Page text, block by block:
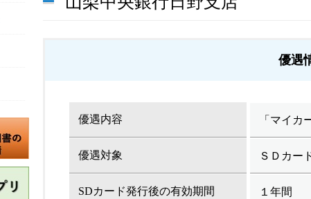
優遇
優遇内容 「マイカ
優遇対象 ＳＤカー
SDカード発行後の有効期間 １年間